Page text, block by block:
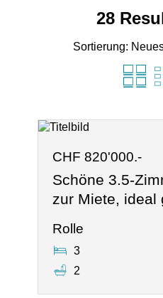
28
Sortierung:
CHF 820'000.-
Schöne 3.5-
zur Miete, ideal
Rolle
3
2